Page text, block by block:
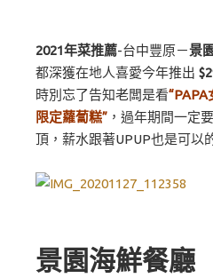
2021年菜推薦-台中豐原－景
都深獲在地人喜愛今年推出
時別忘了告知老闆是看“PAPA
限定蘿蔔糕” ，過年期間一定
頂，薪水跟著UPUP也是可以的
景園海鮮餐廳